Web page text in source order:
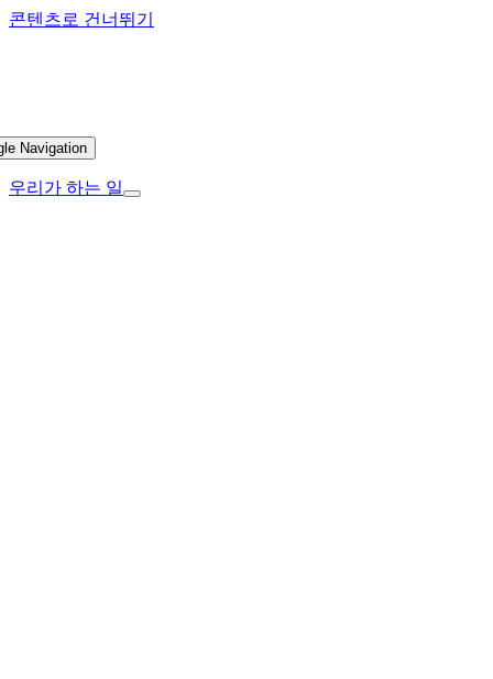
콘텐츠로 건너뛰기
Navigation
우리가 하는 일